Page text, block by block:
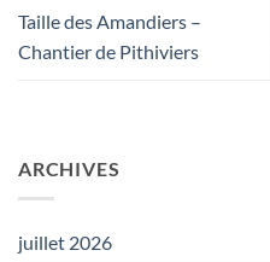
Taille des Amandiers –
Chantier de Pithiviers
ARCHIVES
juillet 2026